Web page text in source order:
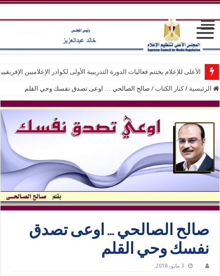
الأعلى للإعلام يختتم فعاليات الدورة التدريبية الأولى لكوادر الإعلاميين
الرئيسية / كبار الكتاب / صالح الصالحي … اوعى تصدق نفسك وحي القلم
صالح الصالحي … اوعى تصدق
نفسك وحي القلم
3 مايو، 2018